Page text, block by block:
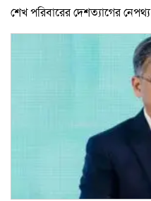
শেখ পরিবারের দেশত্যাগের নেপথ্য